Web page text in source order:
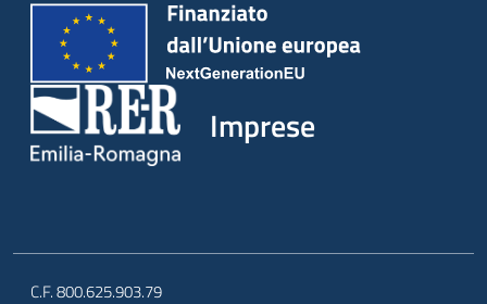
Imprese
C.F. 800.625.903.79